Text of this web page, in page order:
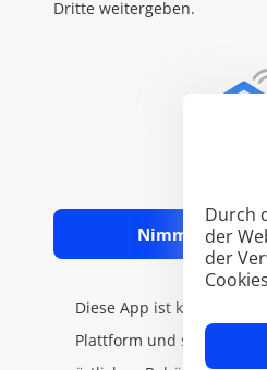
Dritte weitergeben.
Nimm am
Diese App ist keine
Plattform und stellt kein
Durch
der
der